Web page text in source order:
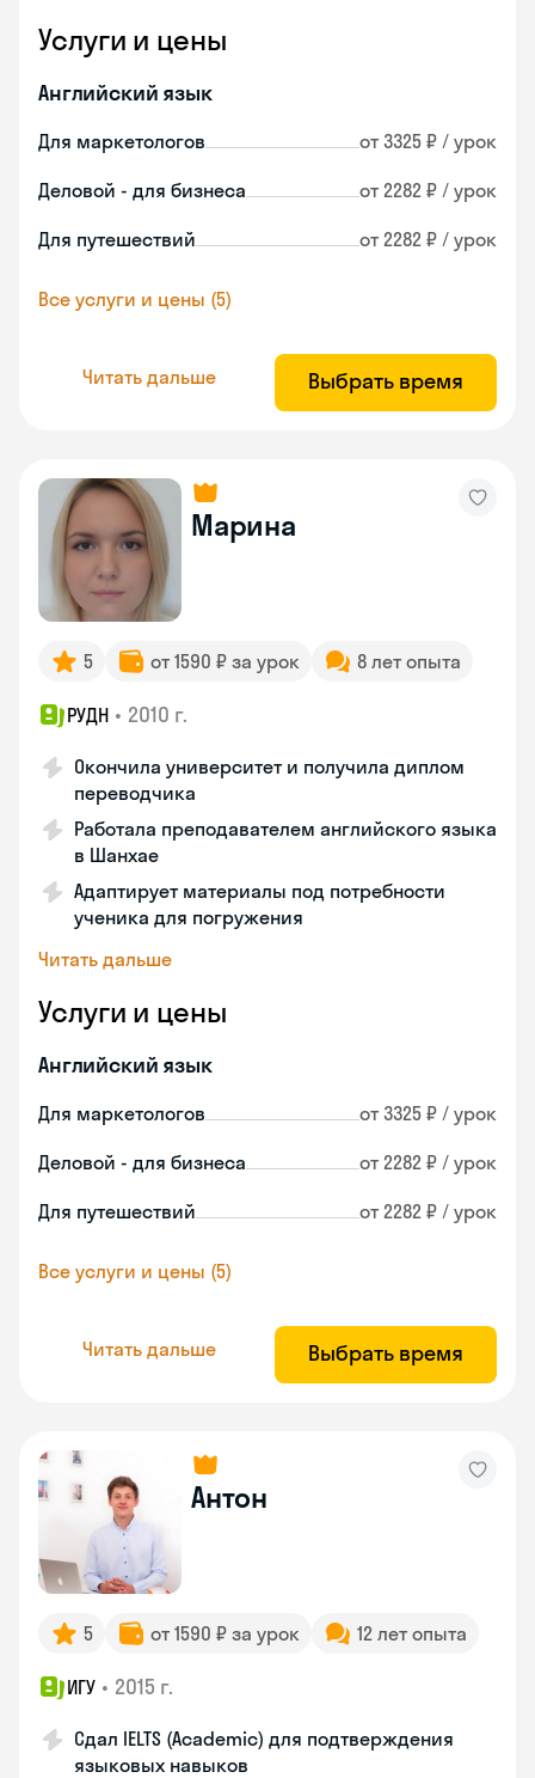
Услуги и цены
Английский язык
Для маркетологов от 3325 ₽ / урок
Деловой - для бизнеса от 2282 ₽ / урок
Для путешествий от 2282 ₽ / урок
Все услуги и цены (5)
Читать дальше Выбрать время
Марина
5 от 1590 ₽ за урок 8 лет опыта
РУДН • 2010 г.
Окончила университет и получила диплом
переводчика
Работала преподавателем английского языка
в Шанхае
Адаптирует материалы под потребности
ученика для погружения
Читать дальше
Услуги и цены
Английский язык
Для маркетологов от 3325 ₽ / урок
Деловой - для бизнеса от 2282 ₽ / урок
Для путешествий от 2282 ₽ / урок
Все услуги и цены (5)
Читать дальше Выбрать время
Антон
5 от 1590 ₽ за урок 12 лет опыта
ИГУ • 2015 г.
Сдал IELTS (Academic) для подтверждения
языковых навыков